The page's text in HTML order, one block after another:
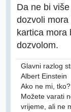
Da ne bi
dozvoli
kartica mora
dozvolom.
Glavni razlog
Albert Einstein
Ako ne mi,
Možete varati
vrijeme, ali ne